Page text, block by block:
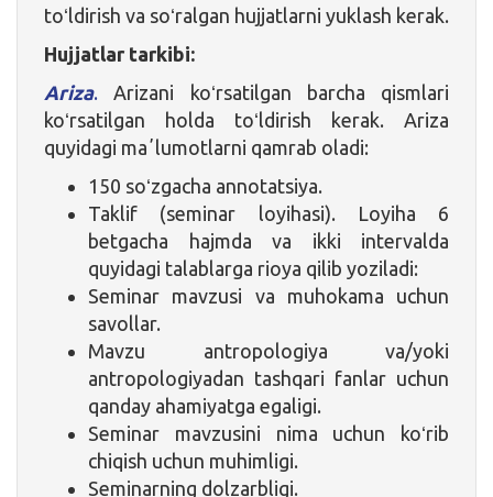
toʻldirish va soʻralgan hujjatlarni yuklash kerak.
Hujjatlar tarkibi:
Ariza. Arizani koʻrsatilgan barcha qismlari
koʻrsatilgan holda toʻldirish kerak. Ariza
quyidagi maʼlumotlarni qamrab oladi:
150 soʻzgacha annotatsiya.
Taklif (seminar loyihasi). Loyiha 6
betgacha hajmda va ikki intervalda
quyidagi talablarga rioya qilib yoziladi:
Seminar mavzusi va muhokama uchun
savollar.
Mavzu antropologiya va/yoki
antropologiyadan tashqari fanlar uchun
qanday ahamiyatga egaligi.
Seminar mavzusini nima uchun koʻrib
chiqish uchun muhimligi.
Seminarning dolzarbligi.